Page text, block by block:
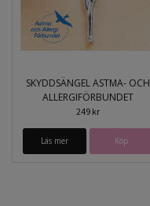
SKYDDSÄNGEL ASTMA- OCH
ALLERGIFÖRBUNDET
249 kr
Läs mer Köp